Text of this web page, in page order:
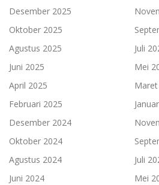
Desember 2025
Oktober 2025
Agustus 2025
Juli
Juni 2025
Mei
April 2025
Februari 2025
Desember 2024
Oktober 2024
Agustus 2024
Juli
Juni 2024
Mei